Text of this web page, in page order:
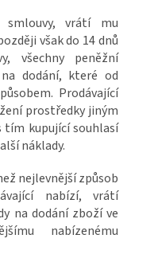
vrátí mu
však do 14 dnů
všechny peněžní
dodání, které od
Prodávající
prostředky jiným
tím kupující souhlasí
náklady.
nejlevnější způsob
nabízí, vrátí
na dodání zboží ve
nabízenému